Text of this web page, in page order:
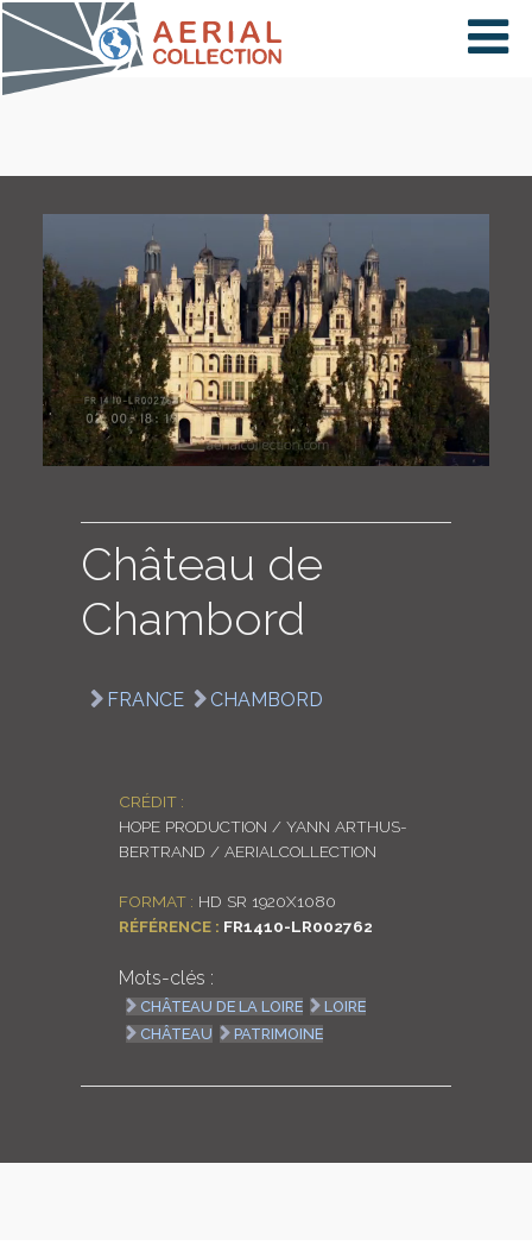
×
PAYS
CARTE
COLLECTIONS
Château de
Chambord
FRANCE CHAMBORD
CRÉDIT :
HOPE PRODUCTION / YANN ARTHUS-
BERTRAND / AERIALCOLLECTION
FORMAT : HD SR 1920X1080
RÉFÉRENCE : FR1410-LR002762
Mots-clés :
CHÂTEAU DE LA LOIRE
LOIRE
CHÂTEAU
PATRIMOINE